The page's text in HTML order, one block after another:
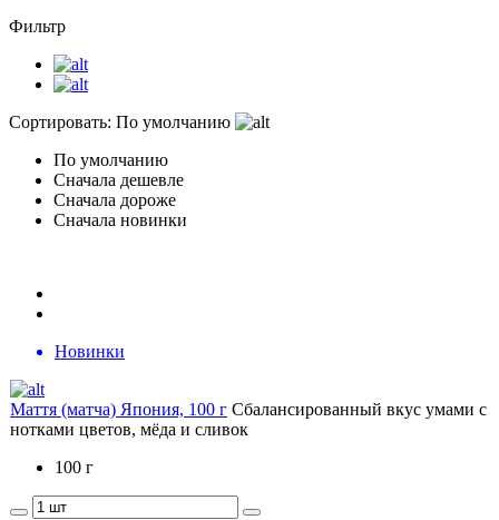
Фильтр
Сортировать: По умолчанию
По умолчанию
Сначала дешевле
Сначала дороже
Сначала новинки
Новинки
Маття (матча) Япония, 100 г Сбалансированный вкус умами с
нотками цветов, мёда и сливок
100 г